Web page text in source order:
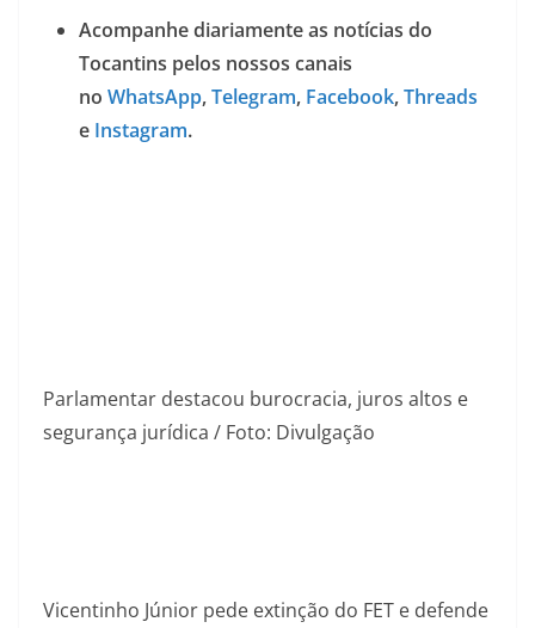
Acompanhe diariamente as notícias do
Tocantins pelos nossos canais
no WhatsApp,Telegram, Facebook,Threads
e Instagram.
Parlamentar destacou burocracia, juros altos e
segurança jurídica / Foto: Divulgação
Vicentinho Júnior pede extinção do FET e defende